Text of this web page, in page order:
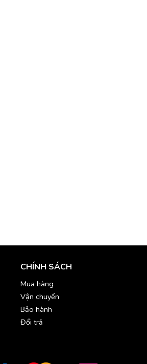
CHÍNH SÁCH
Mua hàng
Vận chuyển
Bảo hành
Đổi trả